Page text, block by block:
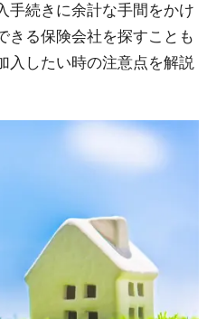
手続きに余計な手間をかけ
きる保険会社を探すことも
入したい時の注意点を解説